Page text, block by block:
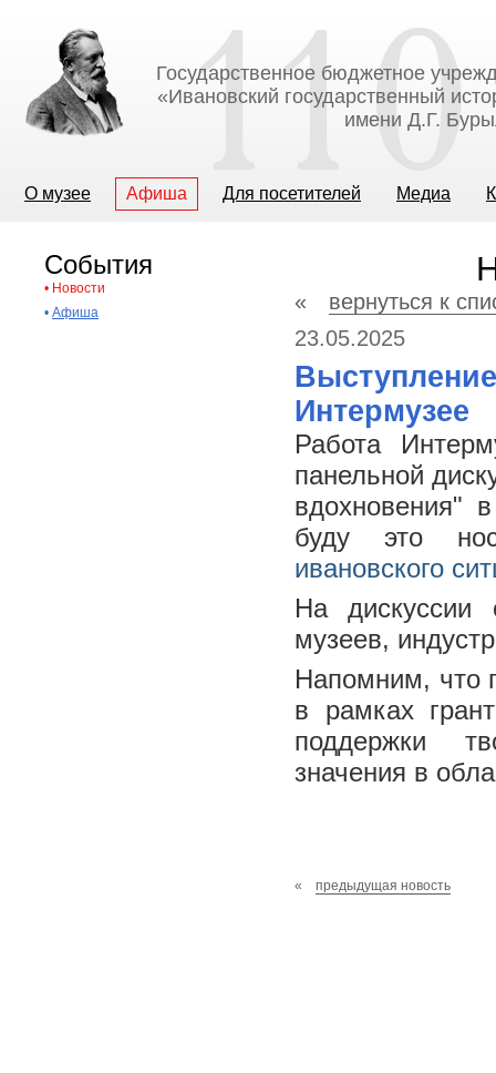
Государственное бюджетное
«Ивановский государственный
имени Д.Г.
О музее Афиша Для посетителей Медиа
События
• Новости
• Афиша « вернуться к
23.05.2025
Интермузее
Работа
панельной
вдохновения"
буду это
ивановского
На дискуссии
музеев,
Напомним, что
в рамках
поддержки
значения в
« предыдущая новость